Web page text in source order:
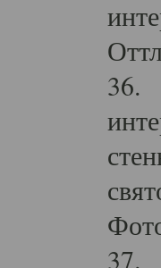
36.
37.